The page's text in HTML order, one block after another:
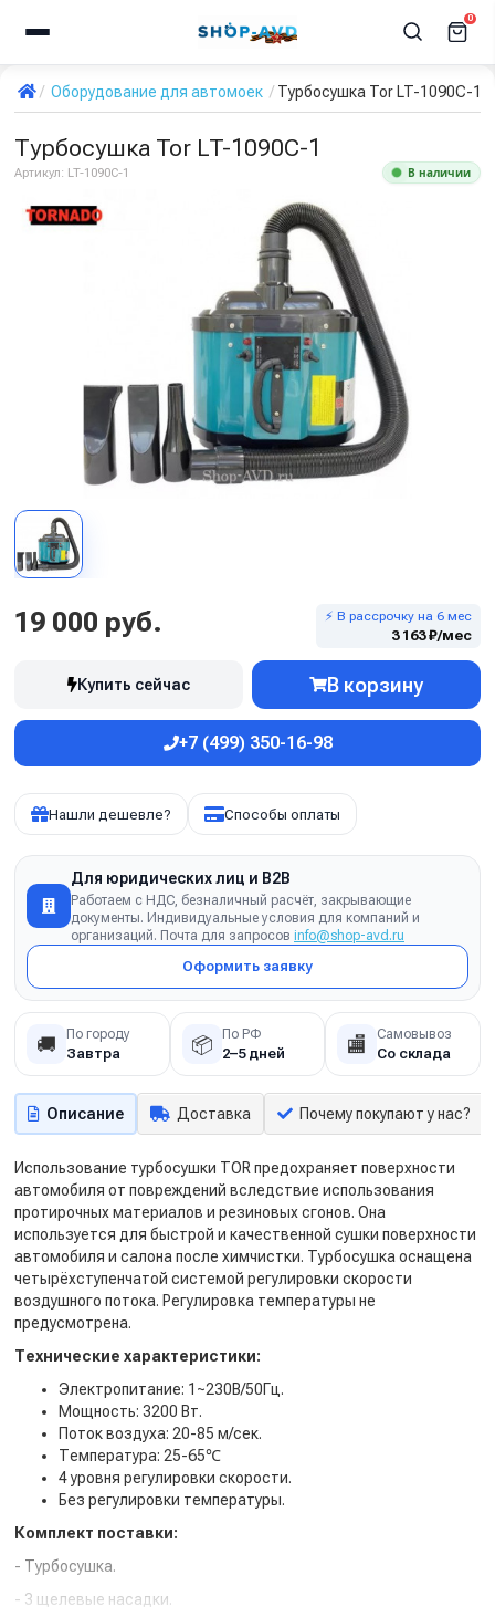
0
Оборудование для автомоек Турбосушка Tor LT-1090C-1
Турбосушка Tor LT-1090C-1
Артикул: LT-1090C-1 В наличии
19 000 руб. ⚡ В рассрочку на 6 мес
3 163 ₽/мес
Купить сейчас В корзину
+7 (499) 350-16-98
Нашли дешевле? Способы оплаты
Для юридических лиц и B2B
Работаем с НДС, безналичный расчёт, закрывающие
документы. Индивидуальные условия для компаний и
организаций. Почта для запросов info@shop-avd.ru
Оформить заявку
🚚 По городу
Завтра 📦 По РФ
2–5 дней 🏬 Самовывоз
Со склада
Описание Доставка Почему покупают у нас?
Использование турбосушки TOR предохраняет поверхности
автомобиля от повреждений вследствие использования
протирочных материалов и резиновых сгонов. Она
используется для быстрой и качественной сушки поверхности
автомобиля и салона после химчистки. Турбосушка оснащена
четырёхступенчатой системой регулировки скорости
воздушного потока. Регулировка температуры не
предусмотрена.
Технические характеристики:
Электропитание: 1~230В/50Гц.
Мощность: 3200 Вт.
Поток воздуха: 20-85 м/сек.
Температура: 25-65℃
4 уровня регулировки скорости.
Без регулировки температуры.
Комплект поставки:
- Турбосушка.
- 3 щелевые насадки.